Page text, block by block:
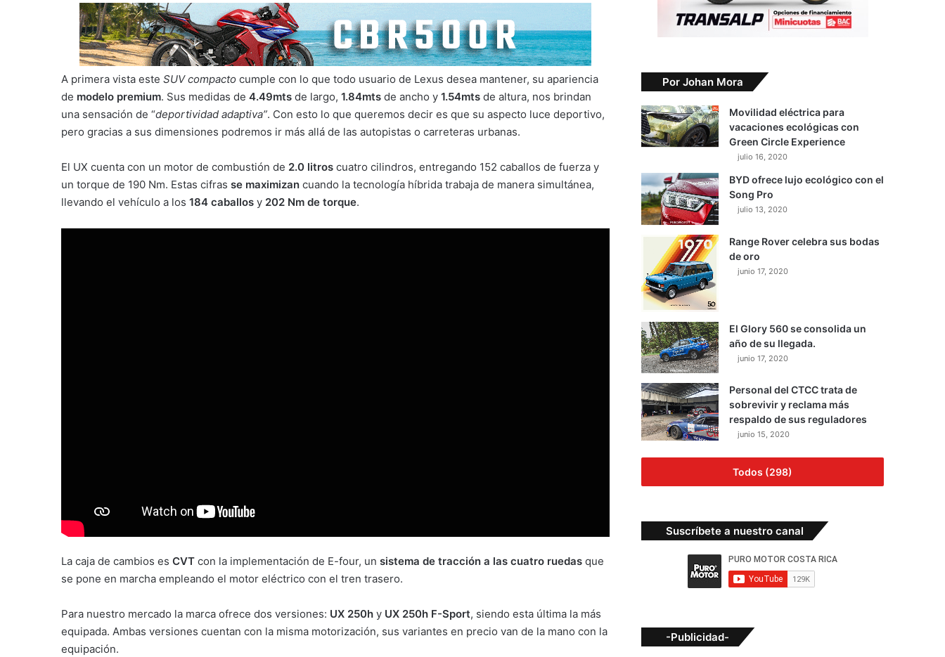
A primera vista este SUV compacto cumple con lo que todo usuario de Lexus desea mantener, su apariencia
de modelo premium. Sus medidas de 4.49mts de largo, 1.84mts de ancho y 1.54mts de altura, nos brindan
una sensación de “deportividad adaptiva”. Con esto lo que queremos decir es que su aspecto luce deportivo,
pero gracias a sus dimensiones podremos ir más allá de las autopistas o carreteras urbanas.
El UX cuenta con un motor de combustión de 2.0 litros cuatro cilindros, entregando 152 caballos de fuerza y
un torque de 190 Nm. Estas cifras se maximizan cuando la tecnología híbrida trabaja de manera simultánea,
llevando el vehículo a los 184 caballos y 202 Nm de torque.
La caja de cambios es CVT con la implementación de E-four, un sistema de tracción a las cuatro ruedas que
se pone en marcha empleando el motor eléctrico con el tren trasero.
Para nuestro mercado la marca ofrece dos versiones: UX 250h y UX 250h F-Sport, siendo esta última la más
equipada. Ambas versiones cuentan con la misma motorización, sus variantes en precio van de la mano con la
equipación.
Por Johan Mora
Movilidad eléctrica para
vacaciones ecológicas con
Green Circle Experience
julio 16, 2020
BYD ofrece lujo ecológico con el
Song Pro
julio 13, 2020
Range Rover celebra sus bodas
de oro
junio 17, 2020
El Glory 560 se consolida un
año de su llegada.
junio 17, 2020
Personal del CTCC trata de
sobrevivir y reclama más
respaldo de sus reguladores
junio 15, 2020
Todos (298)
Suscríbete a nuestro canal
-Publicidad-